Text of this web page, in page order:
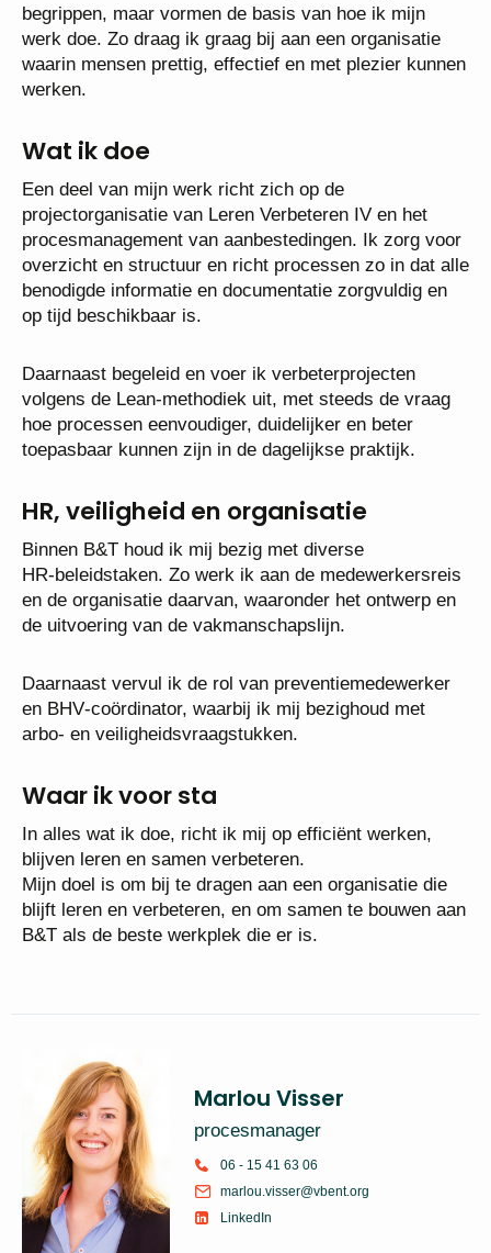
begrippen, maar vormen de basis van hoe ik mijn
werk doe. Zo draag ik graag bij aan een organisatie
waarin mensen prettig, effectief en met plezier kunnen
werken.
Wat ik doe
Een deel van mijn werk richt zich op de
projectorganisatie van Leren Verbeteren IV en het
procesmanagement van aanbestedingen. Ik zorg voor
overzicht en structuur en richt processen zo in dat alle
benodigde informatie en documentatie zorgvuldig en
op tijd beschikbaar is.
Daarnaast begeleid en voer ik verbeterprojecten
volgens de Lean‑methodiek uit, met steeds de vraag
hoe processen eenvoudiger, duidelijker en beter
toepasbaar kunnen zijn in de dagelijkse praktijk.
HR, veiligheid en organisatie
Binnen B&T houd ik mij bezig met diverse
HR‑beleidstaken. Zo werk ik aan de medewerkersreis
en de organisatie daarvan, waaronder het ontwerp en
de uitvoering van de vakmanschapslijn.
Daarnaast vervul ik de rol van preventiemedewerker
en BHV‑coördinator, waarbij ik mij bezighoud met
arbo‑ en veiligheidsvraagstukken.
Waar ik voor sta
In alles wat ik doe, richt ik mij op efficiënt werken,
blijven leren en samen verbeteren.
Mijn doel is om bij te dragen aan een organisatie die
blijft leren en verbeteren, en om samen te bouwen aan
B&T als de beste werkplek die er is.
Marlou Visser
procesmanager
06 - 15 41 63 06
marlou.visser@vbent.org
LinkedIn